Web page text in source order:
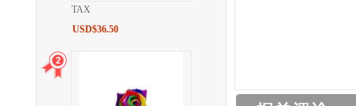
TAX
USD$36.50